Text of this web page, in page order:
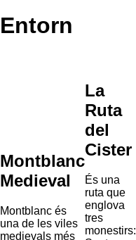
Entorn
Montblanc
Medieval
Montblanc és
una de les viles
medievals més
La
Ruta
del
Cister
És una
ruta que
englova
tres
monestirs: